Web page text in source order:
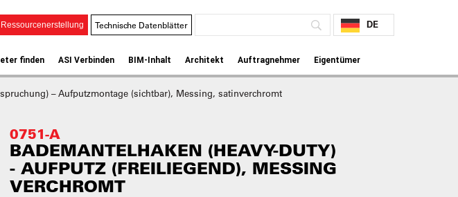
Technische Datenblätter DE
finden ASI Verbinden BIM-Inhalt Architekt Auftragnehmer Eigentümer
– Aufputzmontage (sichtbar), Messing, satinverchromt
0751-A
BADEMANTELHAKEN (HEAVY-DUTY)
- AUFPUTZ (FREILIEGEND), MESSING
VERCHROMT